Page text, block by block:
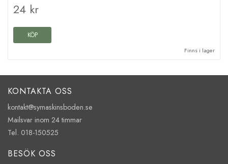
24 kr
KÖP
Finns i lager
KONTAKTA OSS
kontakt@symaskinsboden.se
Mailsvar inom 24 timmar
Tel. 018-150525
BESÖK OSS